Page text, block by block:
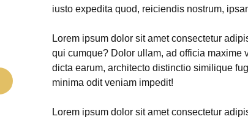
iusto expedita quod, reiciendis nostrum,
Lorem ipsum dolor sit amet consectetur
qui cumque? Dolor ullam, ad officia maxime
dicta earum, architecto distinctio similique
minima odit veniam impedit!
Lorem ipsum dolor sit amet consectetur